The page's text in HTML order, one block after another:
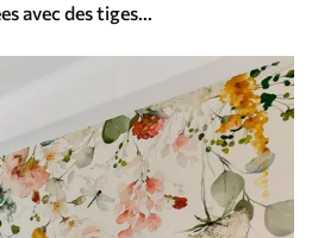
Roses blanches texturées avec des tiges et des feuilles jaunes, éclairage doux, fond clair avec des formes florales floues